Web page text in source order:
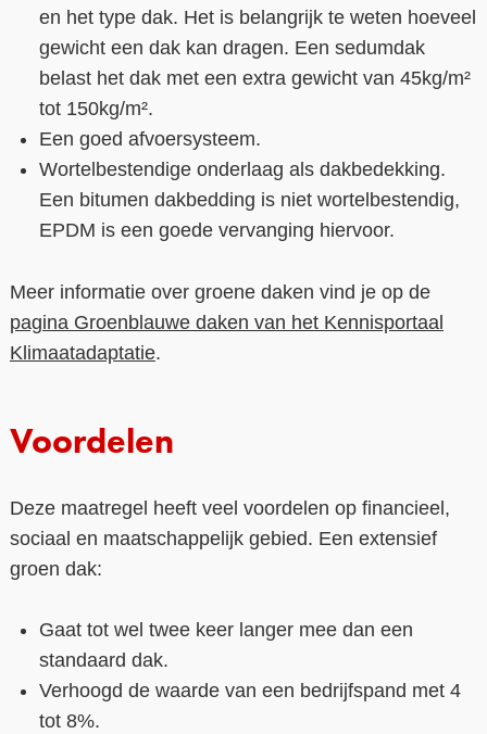
en het type dak. Het is belangrijk te weten hoeveel
gewicht een dak kan dragen. Een sedumdak
belast het dak met een extra gewicht van 45kg/m²
tot 150kg/m².
Een goed afvoersysteem.
Wortelbestendige onderlaag als dakbedekking.
Een bitumen dakbedding is niet wortelbestendig,
EPDM is een goede vervanging hiervoor.
Meer informatie over groene daken vind je op de
pagina Groenblauwe daken van het Kennisportaal
Klimaatadaptatie.
Voordelen
Deze maatregel heeft veel voordelen op financieel,
sociaal en maatschappelijk gebied. Een extensief
groen dak:
Gaat tot wel twee keer langer mee dan een
standaard dak.
Verhoogd de waarde van een bedrijfspand met 4
tot 8%.